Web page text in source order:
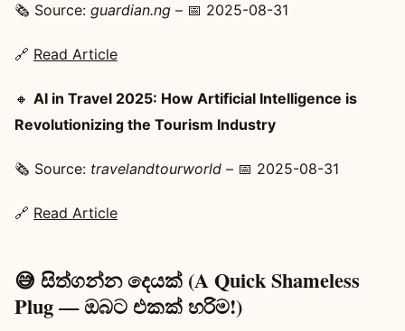
🗞️ Source: guardian.ng – 📅 2025-08-31
🔗 Read Article
🔸 AI in Travel 2025: How Artificial Intelligence is
Revolutionizing the Tourism Industry
🗞️ Source: travelandtourworld – 📅 2025-08-31
🔗 Read Article
😅 සිත්ගන්න දෙයක් (A Quick Shameless
Plug — ඔබට එකක් හරිම!)